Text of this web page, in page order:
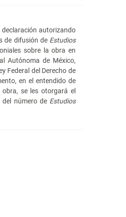
autorizando
de difusión de Estudios
sobre la obra en
Autónoma de México,
Federal del Derecho de
en el entendido de
se les otorgará el
del número de Estudios